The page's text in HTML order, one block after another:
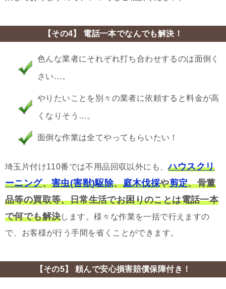
【その4】 電話一本でなんでも解決！
色んな業者にそれぞれ打ち合わせするのは面倒く
さい…。
やりたいことを別々の業者に依頼すると料金が高
くなりそう…。
面倒な作業は全てやってもらいたい！
埼玉片付け110番では不用品回収以外にも、ハウスクリ
ーニング、害虫(害獣)駆除、庭木伐採や剪定、骨董
品等の買取等、日常生活でお困りのことは電話一本
で何でも解決します。様々な作業を一括で行えますの
で、お客様が行う手間を省くことができます。
【その5】 頼んで安心損害賠償保障付き！